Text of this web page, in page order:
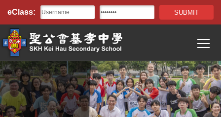
移至主內容
eClass:
navigation